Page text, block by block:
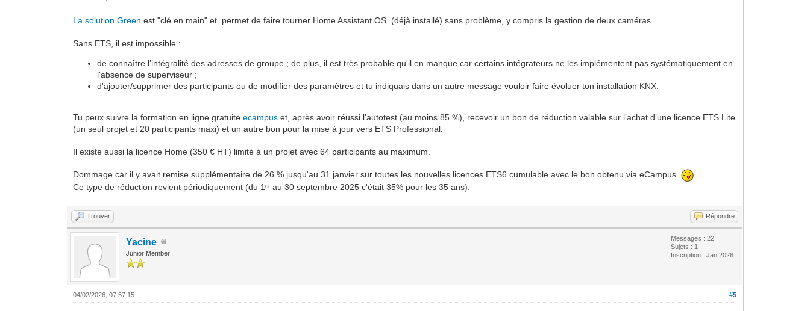
La solution Greenest "clé en main" et permet de faire tourner Home Assistant OS (déjà installé) sans problème, y compris la gestion de deux caméras.
Sans ETS, il est impossible :
de connaître l’intégralité des adresses de groupe ; de plus, il est très probable qu'il en manque car certains intégrateurs ne les implémentent pas systématiquement en
l'absence de superviseur ;
d'ajouter/supprimer des participants ou de modifier des paramètres et tu indiquais dans un autre message vouloir faire évoluer ton installation KNX.
Tu peux suivre la formation en ligne gratuiteecampus et, après avoir réussi l’autotest (au moins 85 %), recevoir un bon de réduction valable sur l’achat d’une licence ETS Lite
(un seul projet et 20 participants maxi) et un autre bon pour la mise à jour vers ETS Professional.
Il existe aussi la licence Home (350 € HT) limité à un projet avec 64 participants au maximum.
Dommage car il y avait remise supplémentaire de 26 % jusqu'au 31 janvier sur toutes les nouvelles licences ETS6 cumulable avec le bon obtenu via eCampus
Ce type de réduction revient périodiquement (du 1ᵉʳ au 30 septembre 2025 c'était 35% pour les 35 ans).
Trouver Répondre
Yacine
Junior Member
Messages : 22
Sujets : 1
Inscription : Jan 2026
#5
04/02/2026, 07:57:15